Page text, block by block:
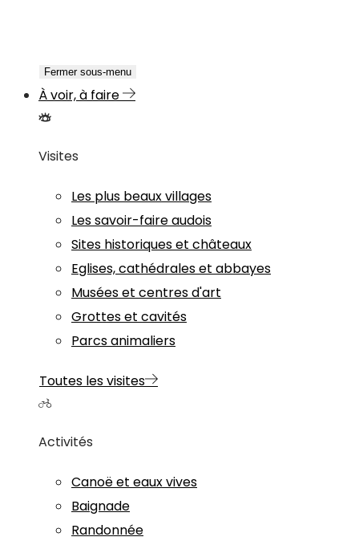
Fermer sous-menu
À voir, à faire
Visites
Les plus beaux villages
Les savoir-faire audois
Sites historiques et châteaux
Eglises, cathédrales et abbayes
Musées et centres d'art
Grottes et cavités
Parcs animaliers
Toutes les visites
Activités
Canoë et eaux vives
Baignade
Randonnée